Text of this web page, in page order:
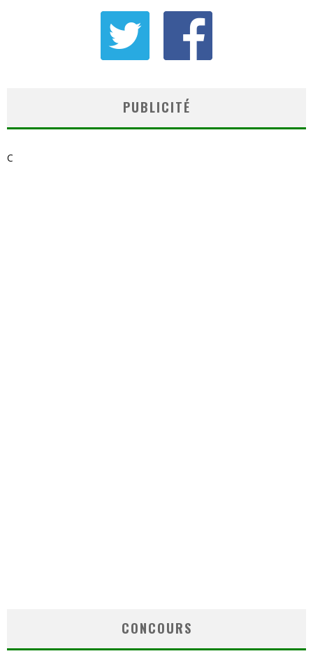
PUBLICITÉ
C
CONCOURS